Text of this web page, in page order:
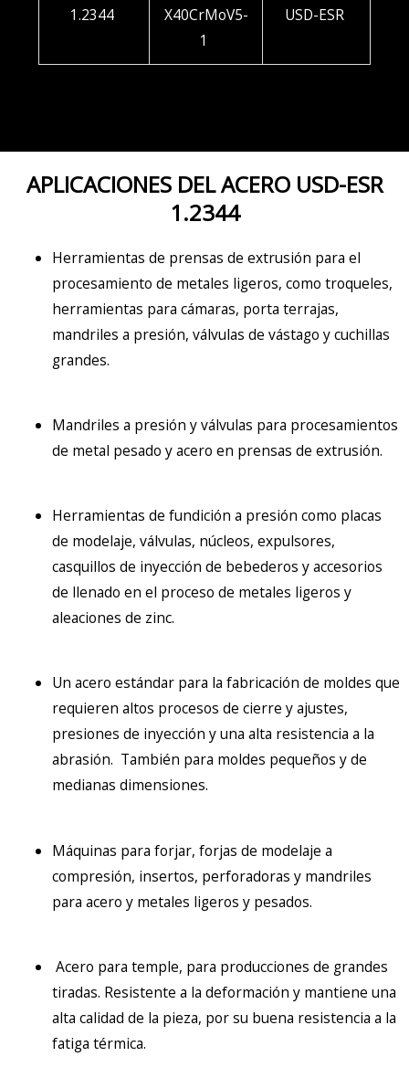
1.2344
X40CrMoV5-
1
USD-ESR
APLICACIONES DEL ACERO USD-ESR
1.2344
Herramientas de prensas de extrusión para el
procesamiento de metales ligeros, como troqueles,
herramientas para cámaras, porta terrajas,
mandriles a presión, válvulas de vástago ycuchillas
grandes.
Mandriles a presión y válvulas para procesamientos
de metal pesado y acero en prensas de extrusión.
Herramientas de fundición a presión como placas
de modelaje, válvulas, núcleos, expulsores,
casquillos de inyección de bebederos y accesorios
de llenado en el proceso de metales ligeros y
aleaciones de zinc.
Un acero estándarpara la fabricación de moldes que
requieren altos procesos de cierre y ajustes,
presiones de inyección y una alta resistencia a la
abrasión. También para moldes pequeños yde
medianas dimensiones.
Máquinas para forjar, forjas de modelaje a
compresión, insertos, perforadoras y mandriles
para acero y metales ligeros y pesados.
Acero para temple, para producciones de grandes
tiradas. Resistente a la deformación y mantiene una
alta calidad de la pieza, por su buena resistencia a la
fatiga térmica.